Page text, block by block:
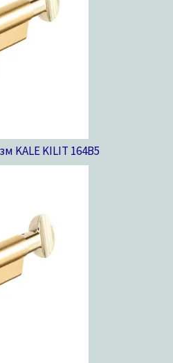
KALE KILIT 164B5